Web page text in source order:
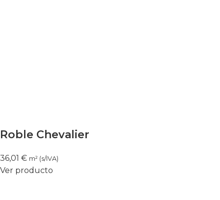
Roble Chevalier
36,01 € m² (s/IVA)
Ver producto